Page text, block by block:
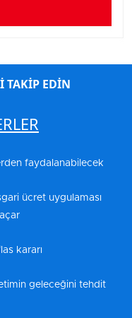
TAKİP EDİN
faydalanabilecek
ücret uygulaması
kararı
geleceğini tehdit